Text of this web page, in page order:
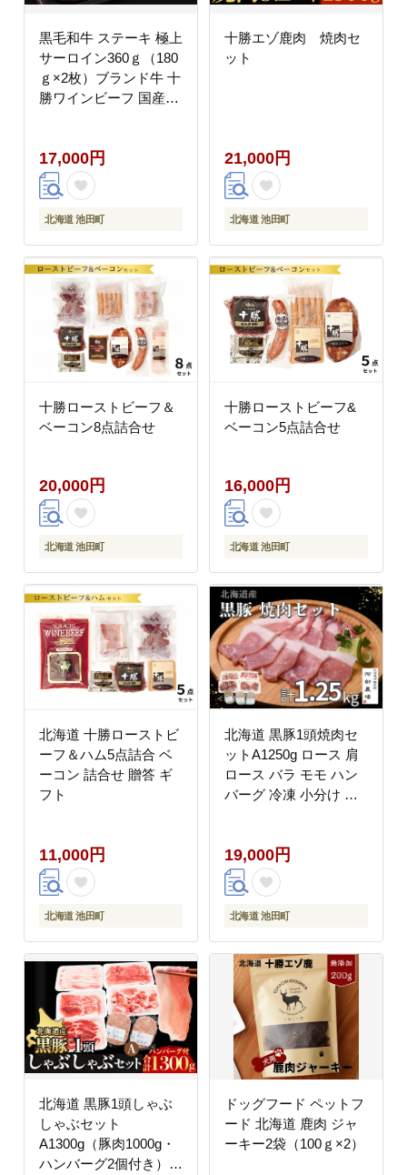
黒毛和牛 ステーキ 極上
サーロイン360ｇ（180
ｇ×2枚）ブランド牛 十
勝ワインビーフ 国産牛
17,000円
北海道 池田町
十勝エゾ鹿肉 焼肉セ
ット
21,000円
北海道 池田町
十勝ローストビーフ＆
ベーコン8点詰合せ
20,000円
北海道 池田町
十勝ローストビーフ&
ベーコン5点詰合せ
16,000円
北海道 池田町
北海道 十勝ローストビ
ーフ＆ハム5点詰合 ベ
ーコン 詰合せ 贈答 ギ
フト
11,000円
北海道 池田町
北海道 黒豚1頭焼肉セ
ットA1250g ロース 肩
ロース バラ モモ ハン
バーグ 冷凍 小分け 黒
19,000円
北海道 池田町
北海道 黒豚1頭しゃぶ
しゃぶセット
A1300g（豚肉1000g・
ハンバーグ2個付き）
ドッグフード ペットフ
ード 北海道 鹿肉 ジャ
ーキー2袋（100ｇ×2）